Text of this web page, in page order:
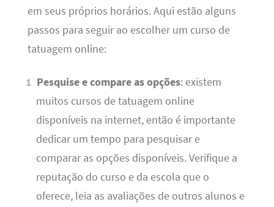
em seus próprios horários. Aqui estão alguns
passos para seguir ao escolher um curso de
tatuagem online:
Pesquise e compare as opções: existem
muitos cursos de tatuagem online
disponíveis na internet, então é importante
dedicar um tempo para pesquisar e
comparar as opções disponíveis. Verifique a
reputação do curso e da escola que o
oferece, leia as avaliações de outros alunos e